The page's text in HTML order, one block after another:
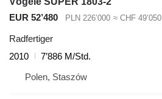
EUR 52’480
PLN 226’000 ≈ CHF 49’050
Radfertiger
2010
7’886 M/Std.
Polen, Staszów